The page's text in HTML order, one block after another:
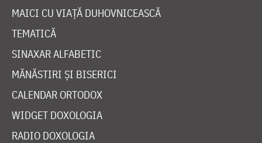
MAICI CU VIAȚĂ DUHOVNICEASCĂ
TEMATICĂ
SINAXAR ALFABETIC
MĂNĂSTIRI ȘI BISERICI
CALENDAR ORTODOX
WIDGET DOXOLOGIA
RADIO DOXOLOGIA